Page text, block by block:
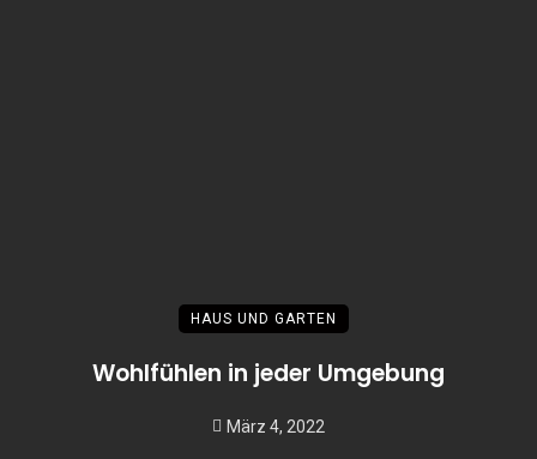
HAUS UND GARTEN
Wohlfühlen in jeder Umgebung
März 4, 2022